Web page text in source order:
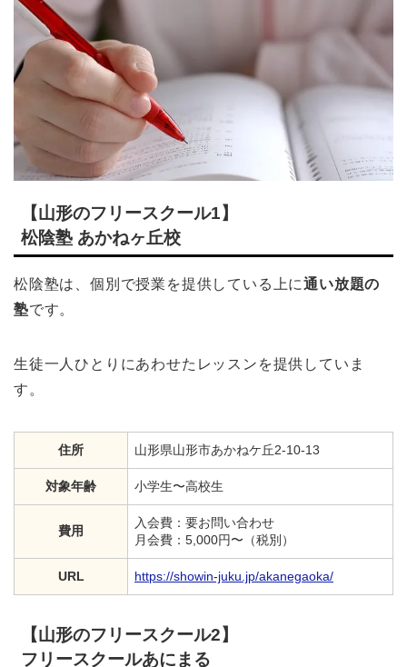
【山形のフリースクール1】
松陰塾 あかねヶ丘校
松陰塾は、個別で授業を提供している上に通い放題の
塾です。
生徒一人ひとりにあわせたレッスンを提供していま
す。
住所 山形県山形市あかねケ丘2-10-13
対象年齢 小学生〜高校生
費用
入会費：要お問い合わせ
月会費：5,000円〜（税別）
URL https://showin-juku.jp/akanegaoka/
【山形のフリースクール2】
フリースクールあにまる